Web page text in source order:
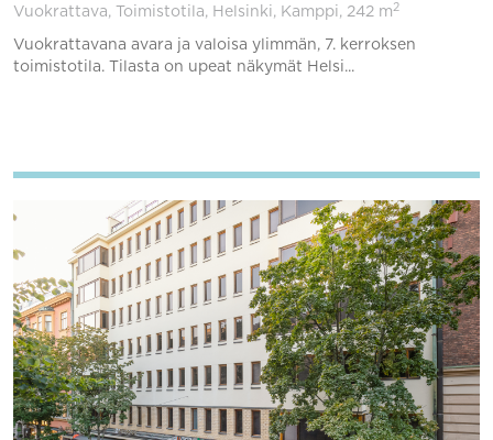
Vuokrattava, Toimistotila, Helsinki, Kamppi, 242 m 2
Vuokrattavana avara ja valoisa ylimmän, 7. kerroksen
toimistotila. Tilasta on upeat näkymät Helsi...